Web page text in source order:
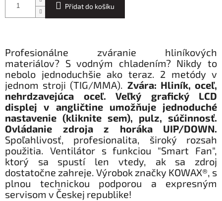
Přidat do košíku
Profesionálne zváranie hliníkových
materiálov? S vodným chladením? Nikdy to
nebolo jednoduchšie ako teraz. 2 metódy v
jednom stroji (TIG/MMA). Zvára: Hliník, oceľ,
nehrdzavejúca oceľ.
Veľký grafický LCD
displej v angličtine umožňuje jednoduché
nastavenie (kliknite sem), pulz, súčinnosť.
Ovládanie zdroja z horáka UIP/DOWN.
Spoľahlivosť, profesionalita, široký rozsah
použitia. Ventilátor s funkciou "Smart Fan",
ktorý sa spustí len vtedy, ak sa zdroj
dostatočne zahreje. Výrobok značky KOWAX®, s
plnou technickou podporou a expresným
servisom v Českej republike!